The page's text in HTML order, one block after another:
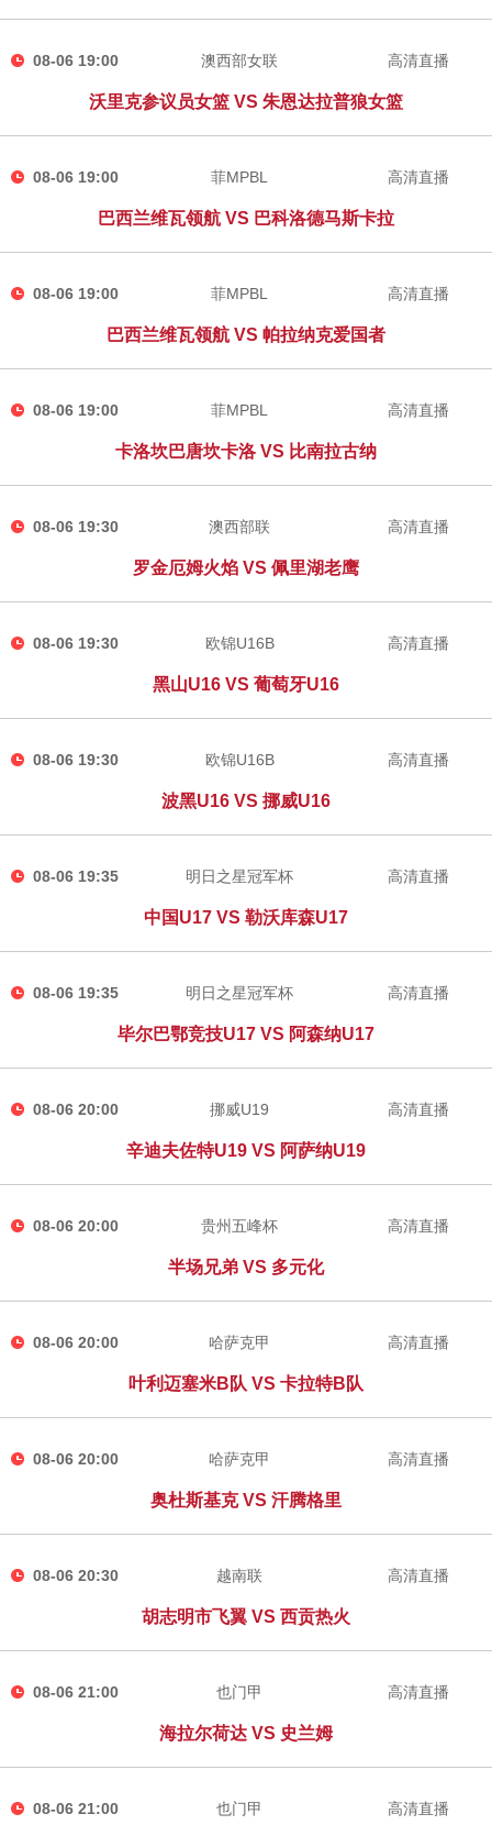
08-06 19:00 澳西部女联
沃里克参议员女篮 VS 朱恩达拉普狼女篮
高清直播
08-06 19:00 菲MPBL
巴西兰维瓦领航 VS 巴科洛德马斯卡拉
高清直播
08-06 19:00 菲MPBL
巴西兰维瓦领航 VS 帕拉纳克爱国者
高清直播
08-06 19:00 菲MPBL
卡洛坎巴唐坎卡洛 VS 比南拉古纳
高清直播
08-06 19:30 澳西部联
罗金厄姆火焰 VS 佩里湖老鹰
高清直播
08-06 19:30 欧锦U16B
黑山U16 VS 葡萄牙U16
高清直播
08-06 19:30 欧锦U16B
波黑U16 VS 挪威U16
高清直播
08-06 19:35 明日之星冠军杯
中国U17 VS 勒沃库森U17
高清直播
08-06 19:35 明日之星冠军杯
毕尔巴鄂竞技U17 VS 阿森纳U17
高清直播
08-06 20:00 挪威U19
辛迪夫佐特U19 VS 阿萨纳U19
高清直播
08-06 20:00 贵州五峰杯
半场兄弟 VS 多元化
高清直播
08-06 20:00 哈萨克甲
叶利迈塞米B队 VS 卡拉特B队
高清直播
08-06 20:00 哈萨克甲
奥杜斯基克 VS 汗腾格里
高清直播
08-06 20:30 越南联
胡志明市飞翼 VS 西贡热火
高清直播
08-06 21:00 也门甲
海拉尔荷达 VS 史兰姆
高清直播
08-06 21:00 也门甲 高清直播